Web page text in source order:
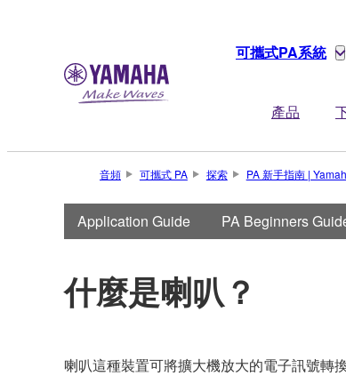
可攜式PA系統
產品
音頻 可攜式 PA 探索 PA 新手指南 |
Application Guide PA Beginners
什麼是喇叭？
喇叭這種裝置可將擴大機放大的電子訊號轉